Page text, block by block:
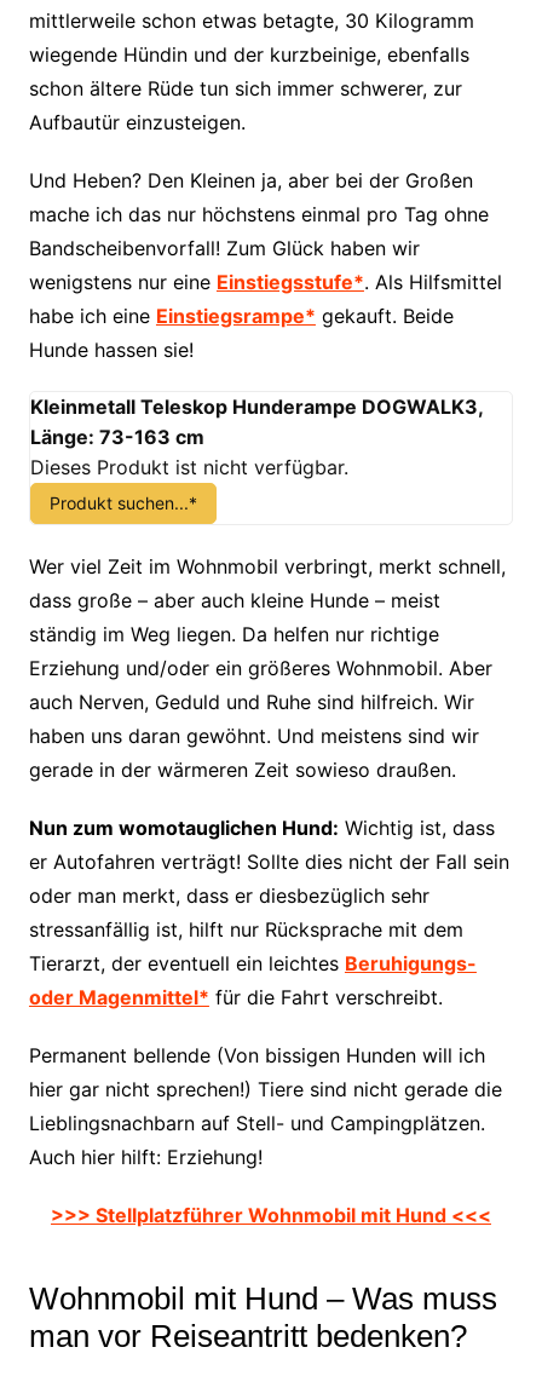
mittlerweile schon etwas betagte, 30 Kilogramm
wiegende Hündin und der kurzbeinige, ebenfalls
schon ältere Rüde tun sich immer schwerer, zur
Aufbautür einzusteigen.
Und Heben? Den Kleinen ja, aber bei der Großen
mache ich das nur höchstens einmal pro Tag ohne
Bandscheibenvorfall! Zum Glück haben wir
wenigstens nur eine Einstiegsstufe*. Als Hilfsmittel
habe ich eine Einstiegsrampe* gekauft. Beide
Hunde hassen sie!
Kleinmetall Teleskop Hunderampe DOGWALK3,
Länge: 73-163 cm
Dieses Produkt ist nicht verfügbar.
Produkt suchen...*
Wer viel Zeit im Wohnmobil verbringt, merkt schnell,
dass große – aber auch kleine Hunde – meist
ständig im Weg liegen. Da helfen nur richtige
Erziehung und/oder ein größeres Wohnmobil. Aber
auch Nerven, Geduld und Ruhe sind hilfreich. Wir
haben uns daran gewöhnt. Und meistens sind wir
gerade in der wärmeren Zeit sowieso draußen.
Nun zum womotauglichen Hund: Wichtig ist, dass
er Autofahren verträgt! Sollte dies nicht der Fall sein
oder man merkt, dass er diesbezüglich sehr
stressanfällig ist, hilft nur Rücksprache mit dem
Tierarzt, der eventuell ein leichtes Beruhigungs-
oder Magenmittel* für die Fahrt verschreibt.
Permanent bellende (Von bissigen Hunden will ich
hier gar nicht sprechen!) Tiere sind nicht gerade die
Lieblingsnachbarn auf Stell- und Campingplätzen.
Auch hier hilft: Erziehung!
>>> Stellplatzführer Wohnmobil mit Hund <<<
Wohnmobil mit Hund – Was muss
man vor Reiseantritt bedenken?